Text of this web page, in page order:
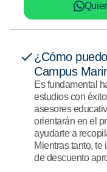
¿Cómo
Campus
Es fundamental
estudios con
asesores
orientarán en el
ayudarte a
Mientras tanto, te
de descuento